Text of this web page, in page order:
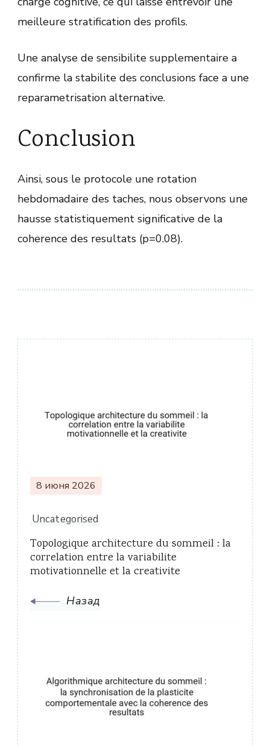
meilleure stratification des profils.
Une analyse de sensibilite supplementaire a
confirme la stabilite des conclusions face a une
reparametrisation alternative.
Conclusion
Ainsi, sous le protocole une rotation
hebdomadaire des taches, nous observons une
hausse statistiquement significative de la
coherence des resultats (p=0.08).
по
записям
8 июня 2026
Uncategorised
Topologique architecture du sommeil : la
correlation entre la variabilite
motivationnelle et la creativite
Назад